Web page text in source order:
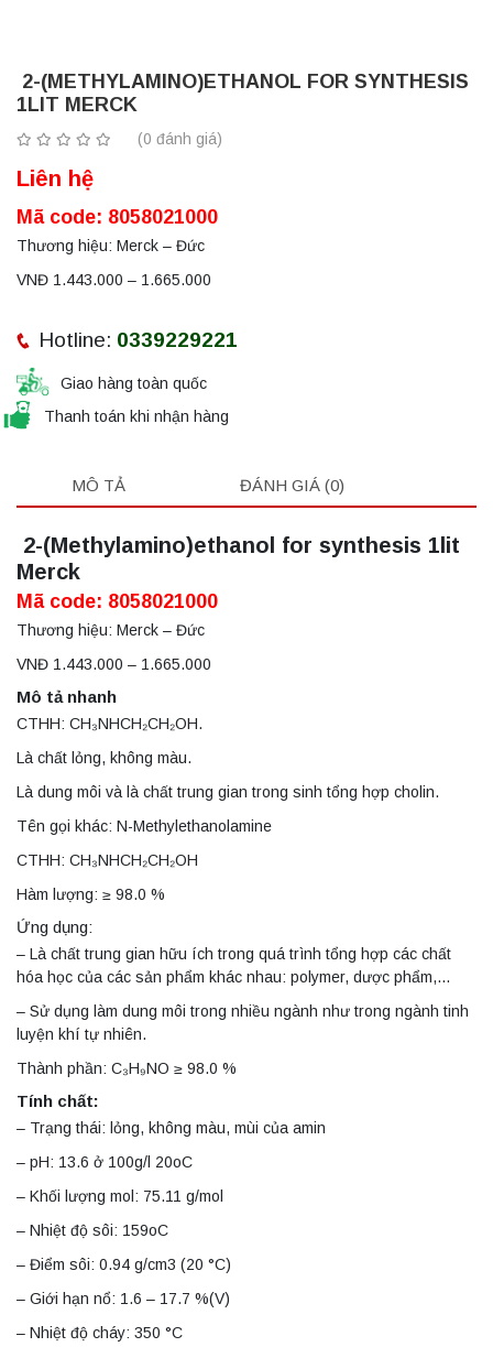
2-(METHYLAMINO)ETHANOL FOR SYNTHESIS
1LIT MERCK
(0 đánh giá)
Liên hệ
Mã code: 8058021000
Thương hiệu: Merck – Đức
VNĐ 1.443.000 – 1.665.000
Hotline: 0339229221
Giao hàng toàn quốc
Thanh toán khi nhận hàng
MÔ TẢ ĐÁNH GIÁ (0)
2-(Methylamino)ethanol for synthesis 1lit
Merck
Mã code: 8058021000
Thương hiệu: Merck – Đức
VNĐ 1.443.000 – 1.665.000
Mô tả nhanh
CTHH: CH₃NHCH₂CH₂OH.
Là chất lỏng, không màu.
Là dung môi và là chất trung gian trong sinh tổng hợp cholin.
Tên gọi khác: N-Methylethanolamine
CTHH: CH₃NHCH₂CH₂OH
Hàm lượng: ≥ 98.0 %
Ứng dụng:
– Là chất trung gian hữu ích trong quá trình tổng hợp các chất
hóa học của các sản phẩm khác nhau: polymer, dược phẩm,…
– Sử dụng làm dung môi trong nhiều ngành như trong ngành tinh
luyện khí tự nhiên.
Thành phần: C₃H₉NO ≥ 98.0 %
Tính chất:
– Trạng thái: lỏng, không màu, mùi của amin
– pH: 13.6 ở 100g/l 20oC
– Khối lượng mol: 75.11 g/mol
– Nhiệt độ sôi: 159oC
– Điểm sôi: 0.94 g/cm3 (20 °C)
– Giới hạn nổ: 1.6 – 17.7 %(V)
– Nhiệt độ cháy: 350 °C